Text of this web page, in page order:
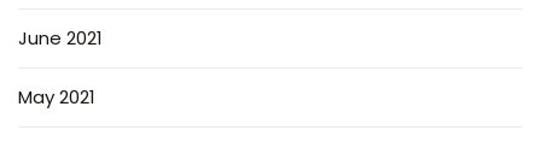
June 2021
May 2021